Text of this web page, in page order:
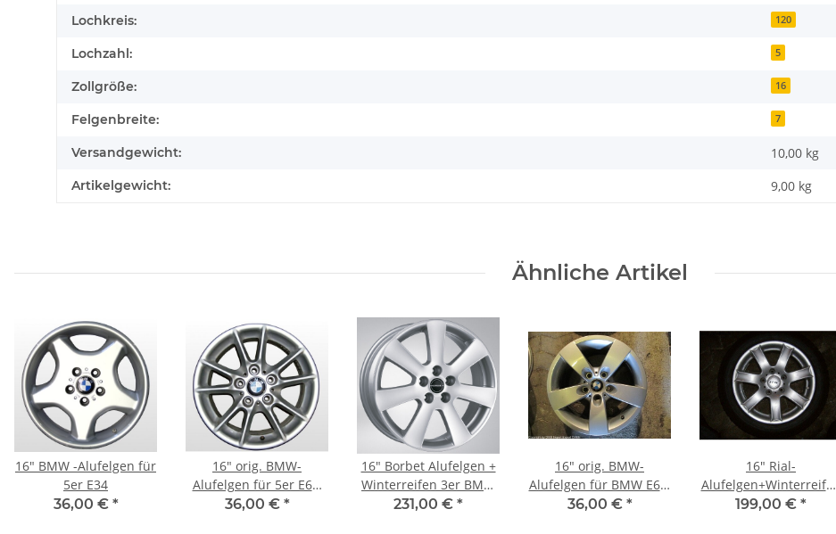
Lochkreis: 120
Lochzahl: 5
Zollgröße: 16
Felgenbreite: 7
Versandgewicht: 10,00 kg
Artikelgewicht: 9,00 kg
Ähnliche Artikel
16" BMW -Alufelgen für
5er E34
36,00 € *
16" orig. BMW-
Alufelgen für 5er E60,
E61
36,00 € *
16" Borbet Alufelgen +
Winterreifen 3er BMW
E90, E91, E92, E93
231,00 € *
16" orig. BMW-
Alufelgen für BMW E60;
E61
36,00 € *
16" Rial-
Alufelgen+Winterreifen
3er BMW E90, E91, E92,
199,00 € *